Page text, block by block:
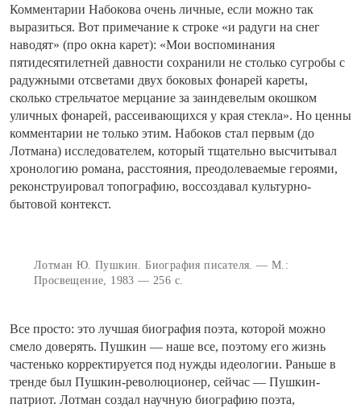
Комментарии Набокова очень личные, если можно так
выразиться. Вот примечание к строке «и радуги на снег
наводят» (про окна карет): «Мои воспоминания
пятидесятилетней давности сохранили не столько сугробы с
радужными отсветами двух боковых фонарей кареты,
сколько стрельчатое мерцание за заиндевелым окошком
уличных фонарей, рассеивающихся у края стекла». Но ценны
комментарии не только этим. Набоков стал первым (до
Лотмана) исследователем, который тщательно высчитывал
хронологию романа, расстояния, преодолеваемые героями,
реконструировал топографию, воссоздавал культурно-
бытовой контекст.
Лотман Ю. Пушкин. Биография писателя. — М.:
Просвещение, 1983 — 256 с.
Все просто: это лучшая биография поэта, которой можно
смело доверять. Пушкин — наше все, поэтому его жизнь
частенько корректируется под нужды идеологии. Раньше в
тренде был Пушкин-революционер, сейчас — Пушкин-
патриот. Лотман создал научную биографию поэта,